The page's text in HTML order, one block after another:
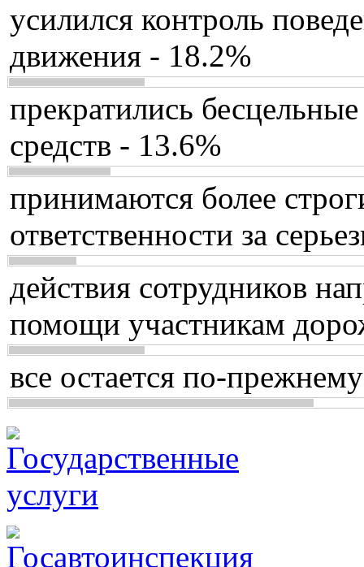
усилился контроль
движения - 18.2%
прекратились
средств - 13.6%
принимаются более
ответственности за
действия сотрудников
помощи участникам
все остается по-